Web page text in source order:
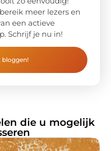
meer lezers en
een actieve
Schrijf je nu in!
bloggen!
die u mogelijk